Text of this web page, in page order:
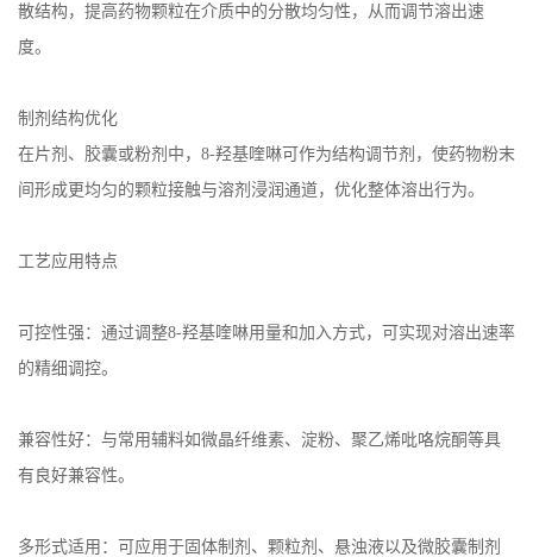
散结构，提高药物颗粒在介质中的分散均匀性，从而调节溶出速
度。
制剂结构优化
在片剂、胶囊或粉剂中， 8-羟基喹啉可作为结构调节剂，使药物粉末
间形成更均匀的颗粒接触与溶剂浸润通道，优化整体溶出行为。
工艺应用特点
可控性强：通过调整8-羟基喹啉用量和加入方式，可实现对溶出速率
的精细调控。
兼容性好：与常用辅料如微晶纤维素、淀粉、聚乙烯吡咯烷酮等具
有良好兼容性。
多形式适用：可应用于固体制剂、颗粒剂、悬浊液以及微胶囊制剂